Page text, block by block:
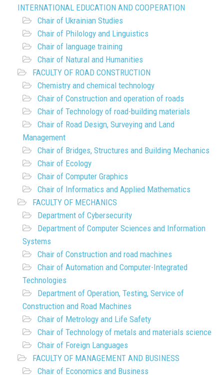
INTERNATIONAL EDUCATION AND COOPERATION
Chair of Ukrainian Studies
Chair of Philology and Linguistics
Chair of language training
Chair of Natural and Humanities
FACULTY OF ROAD CONSTRUCTION
Chemistry and chemical technology
Chair of Construction and operation of roads
Chair of Technology of road-building materials
Chair of Road Design, Surveying and Land
Management
Chair of Bridges, Structures and Building Mechanics
Chair of Ecology
Chair of Computer Graphics
Chair of Informatics and Applied Mathematics
FACULTY OF MECHANICS
Department of Cybersecurity
Department of Computer Sciences and Information
Systems
Chair of Construction and road machines
Chair of Automation and Computer-Integrated
Technologies
Department of Operation, Testing, Service of
Construction and Road Machines
Chair of Metrology and Life Safety
Chair of Technology of metals and materials science
Chair of Foreign Languages
FACULTY OF MANAGEMENT AND BUSINESS
Chair of Economics and Business